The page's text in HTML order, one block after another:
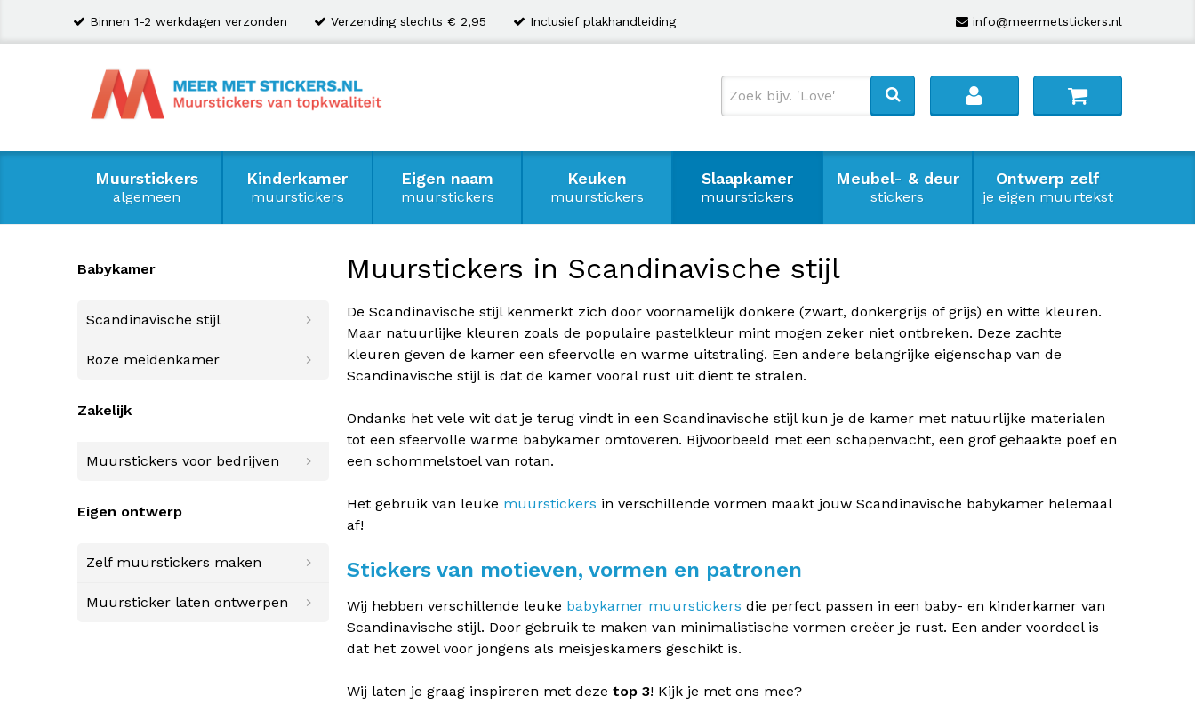
info@meermetstickers.nl
Binnen 1-2 werkdagen verzonden Verzending slechts € 2,95 Inclusief plakhandleiding
Muurstickers
algemeen
Kinderkamer
muurstickers
Eigen naam
muurstickers
Keuken
muurstickers
Slaapkamer
muurstickers
Meubel- & deur
stickers
Ontwerp zelf
je eigen muurtekst
Muurstickers in Scandinavische stijl
De Scandinavische stijl kenmerkt zich door voornamelijk donkere (zwart, donkergrijs of grijs) en witte kleuren.
Maar natuurlijke kleuren zoals de populaire pastelkleur mint mogen zeker niet ontbreken. Deze zachte
kleuren geven de kamer een sfeervolle en warme uitstraling. Een andere belangrijke eigenschap van de
Scandinavische stijl is dat de kamer vooral rust uit dient te stralen.
Ondanks het vele wit dat je terug vindt in een Scandinavische stijl kun je de kamer met natuurlijke materialen
tot een sfeervolle warme babykamer omtoveren. Bijvoorbeeld met een schapenvacht, een grof gehaakte poef en
een schommelstoel van rotan.
Het gebruik van leuke muurstickers in verschillende vormen maakt jouw Scandinavische babykamer helemaal
af!
Stickers van motieven, vormen en patronen
Wij hebben verschillende leuke babykamer muurstickers die perfect passen in een baby- en kinderkamer van
Scandinavische stijl. Door gebruik te maken van minimalistische vormen creëer je rust. Een ander voordeel is
dat het zowel voor jongens als meisjeskamers geschikt is.
Wij laten je graag inspireren met deze top 3! Kijk je met ons mee?
Babykamer
Scandinavische stijl
Roze meidenkamer
Zakelijk
Muurstickers voor bedrijven
Eigen ontwerp
Zelf muurstickers maken
Muursticker laten ontwerpen